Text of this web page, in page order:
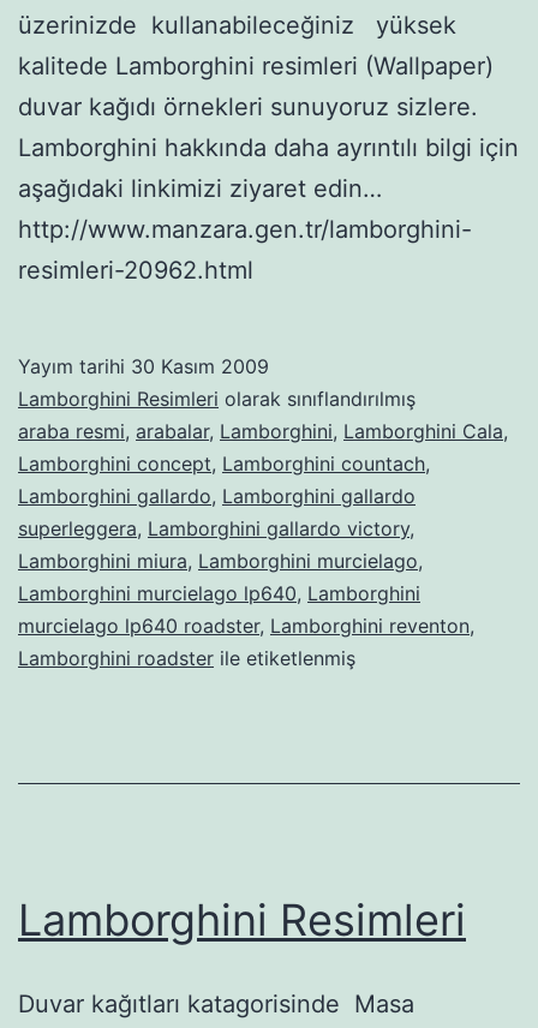
üzerinizde kullanabileceğiniz yüksek
kalitede Lamborghini resimleri (Wallpaper)
duvar kağıdı örnekleri sunuyoruz sizlere.
Lamborghini hakkında daha ayrıntılı bilgi için
aşağıdaki linkimizi ziyaret edin…
http://www.manzara.gen.tr/lamborghini-
resimleri-20962.html
Yayım tarihi 30 Kasım 2009
Lamborghini Resimleri olarak sınıflandırılmış
araba resmi, arabalar, Lamborghini, Lamborghini Cala,
Lamborghini concept, Lamborghini countach,
Lamborghini gallardo, Lamborghini gallardo
superleggera, Lamborghini gallardo victory,
Lamborghini miura, Lamborghini murcielago,
Lamborghini murcielago lp640, Lamborghini
murcielago lp640 roadster, Lamborghini reventon,
Lamborghini roadster ile etiketlenmiş
Lamborghini Resimleri
Duvar kağıtları katagorisinde Masa